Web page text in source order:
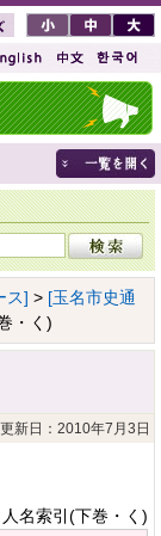
ス] > [玉名市史通
・く)
更新日：2010年7月3日
名索引(下巻・く)